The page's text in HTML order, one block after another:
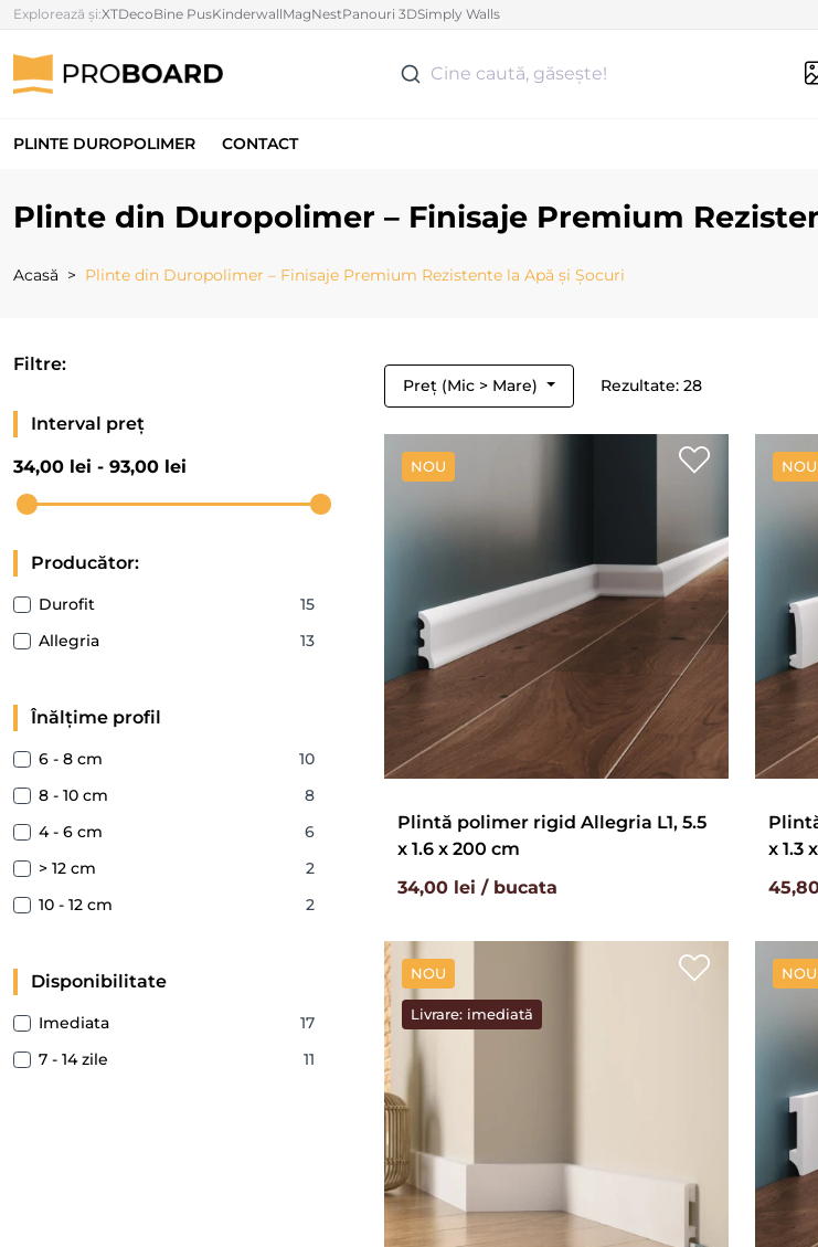
Explorează și:XTDecoBine PusKinderwallMagNestPanouri 3DSimply Walls
Cine caută, găsește!
PLINTE DUROPOLIMER CONTACT
Plinte din Duropolimer – Finisaje Premium
Acasă Plinte din Duropolimer – Finisaje Premium Rezistente la Apă și Șocuri
Filtre:
Interval preț
34,00 lei - 93,00 lei
Producător:
Durofit
15
Allegria
13
Înălțime profil
6 - 8 cm
10
8 - 10 cm
8
4 - 6 cm
6
> 12 cm
2
10 - 12 cm
2
Disponibilitate
Imediata
17
7 - 14 zile
11
Preț (Mic > Mare) Rezultate: 28
NOU
Plintă polimer rigid Allegria L1, 5.5
x 1.6 x 200 cm
34,00 lei / bucata
NOU
x 1.3
NOU
Livrare: imediată
NOU